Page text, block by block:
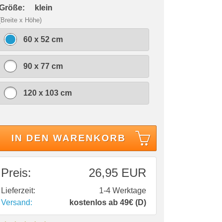
klein
x Höhe)
60 x 52 cm
90 x 77 cm
120 x 103 cm
IN DEN WARENKORB
Preis: 26,95 EUR
Lieferzeit:
1-4 Werktage
Versand:
kostenlos ab 49€ (D)